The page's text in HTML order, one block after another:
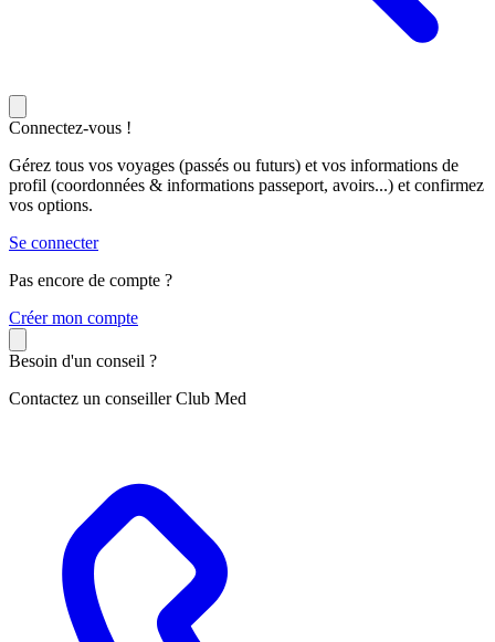
Connectez-vous !
Gérez tous vos voyages (passés ou futurs) et vos informations de
profil (coordonnées & informations passeport, avoirs...) et confirmez
vos options.
Se connecter
Pas encore de compte ?
Créer mon compte
Besoin d'un conseil ?
Contactez un conseiller Club Med